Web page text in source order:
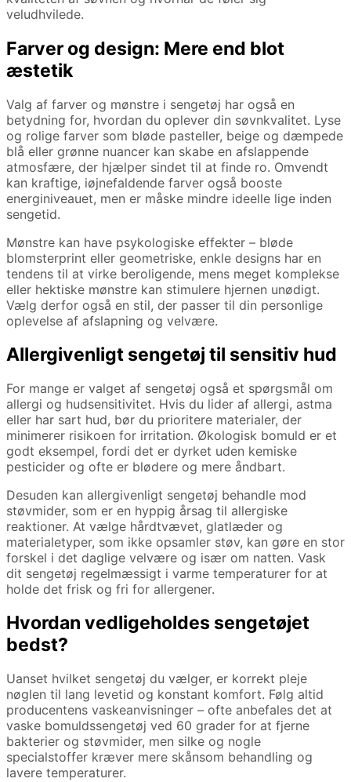
veludhvilede.
Farver og design: Mere end blot
æstetik
Valg af farver og mønstre i sengetøj har også en
betydning for, hvordan du oplever din søvnkvalitet. Lyse
og rolige farver som bløde pasteller, beige og dæmpede
blå eller grønne nuancer kan skabe en afslappende
atmosfære, der hjælper sindet til at finde ro. Omvendt
kan kraftige, iøjnefaldende farver også booste
energiniveauet, men er måske mindre ideelle lige inden
sengetid.
Mønstre kan have psykologiske effekter – bløde
blomsterprint eller geometriske, enkle designs har en
tendens til at virke beroligende, mens meget komplekse
eller hektiske mønstre kan stimulere hjernen unødigt.
Vælg derfor også en stil, der passer til din personlige
oplevelse af afslapning og velvære.
Allergivenligt sengetøj til sensitiv hud
For mange er valget af sengetøj også et spørgsmål om
allergi og hudsensitivitet. Hvis du lider af allergi, astma
eller har sart hud, bør du prioritere materialer, der
minimerer risikoen for irritation. Økologisk bomuld er et
godt eksempel, fordi det er dyrket uden kemiske
pesticider og ofte er blødere og mere åndbart.
Desuden kan allergivenligt sengetøj behandle mod
støvmider, som er en hyppig årsag til allergiske
reaktioner. At vælge hårdtvævet, glatlæder og
materialetyper, som ikke opsamler støv, kan gøre en stor
forskel i det daglige velvære og især om natten. Vask
dit sengetøj regelmæssigt i varme temperaturer for at
holde det frisk og fri for allergener.
Hvordan vedligeholdes sengetøjet
bedst?
Uanset hvilket sengetøj du vælger, er korrekt pleje
nøglen til lang levetid og konstant komfort. Følg altid
producentens vaskeanvisninger – ofte anbefales det at
vaske bomuldssengetøj ved 60 grader for at fjerne
bakterier og støvmider, men silke og nogle
specialstoffer kræver mere skånsom behandling og
lavere temperaturer.